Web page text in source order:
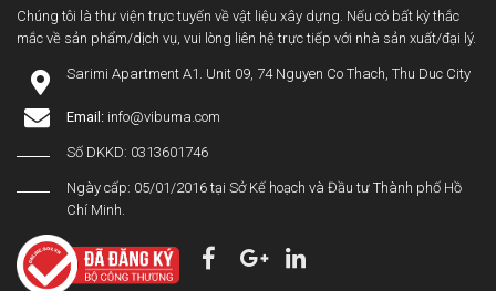
Chúng tôi là thư viện trực tuyến về vật liệu xây dựng. Nếu có bất kỳ thắc
mắc về sản phẩm/dịch vụ, vui lòng liên hệ trực tiếp với nhà sản xuất/đại lý.
Sarimi Apartment A1. Unit 09, 74 Nguyen Co Thach, Thu Duc City
Email: info@vibuma.com
Số DKKD: 0313601746
Ngày cấp: 05/01/2016 tại Sở Kế hoạch và Đầu tư Thành phố Hồ
Chí Minh.